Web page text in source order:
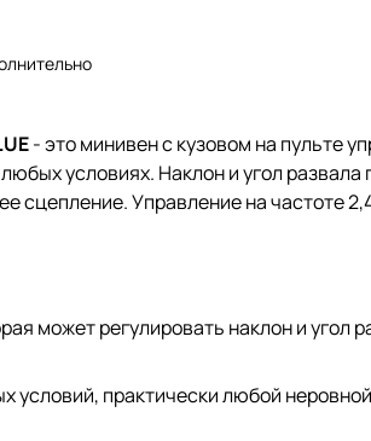
- это минивен с кузовом на пульте
условиях. Наклон и угол развала
Управление на частоте
может регулировать наклон и угол
условий, практически любой